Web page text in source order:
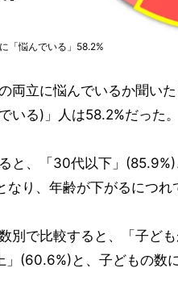
「悩んでいる」58.2%
両立に悩んでいるか聞い
いる)」人は58.2%だった。
と、「30代以下」
り、年齢が下がるにつれ
別で比較すると、「子ど
」(60.6%)と、子どもの数